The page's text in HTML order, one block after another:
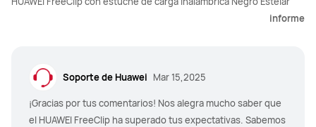
informe
Soporte de Huawei Mar 15,2025
¡Gracias por tus comentarios! Nos alegra mucho saber que
el HUAWEI FreeClip ha superado tus expectativas. Sabemos